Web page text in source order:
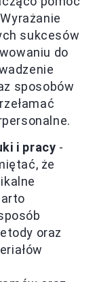
sukcesów
do
sposobów
i pracy -
że
oraz